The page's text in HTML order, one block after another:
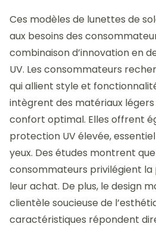
Ces modèles de lunettes de
aux besoins des
combinaison d’innovation en
UV. Les consommateurs
qui allient style et
intègrent des matériaux
confort optimal. Elles offrent
protection UV élevée,
yeux. Des études montrent que
consommateurs privilégient la
leur achat. De plus, le design
clientèle soucieuse de
caractéristiques répondent